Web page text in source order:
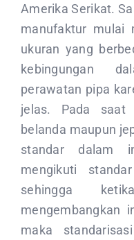
Amerika Serikat.
manufaktur mulai
ukuran yang
kebingungan
perawatan pipa
jelas. Pada saat
belanda maupun
standar dalam
mengikuti
sehingga
mengembangkan
maka